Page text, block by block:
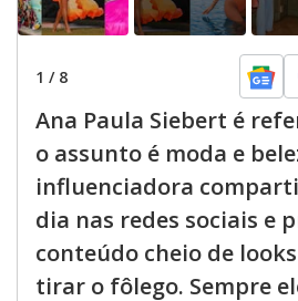
1 / 8
Ana Paula Siebert é
o assunto é moda e
influenciadora
dia nas redes sociais e
conteúdo cheio de
tirar o fôlego. Sempre